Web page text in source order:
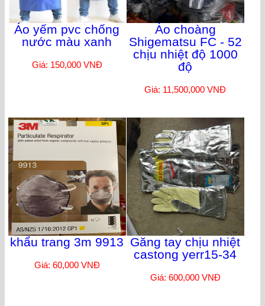
Áo yếm pvc chống
nước màu xanh
Giá: 150,000 VNĐ
Áo choàng
Shigematsu FC - 52
chịu nhiệt độ 1000
độ
Giá: 11,500,000 VNĐ
khẩu trang 3m 9913
Giá: 60,000 VNĐ
Găng tay chịu nhiệt
castong yerr15-34
Giá: 600,000 VNĐ